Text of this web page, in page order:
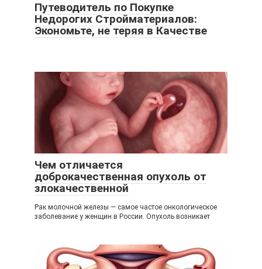
Путеводитель по Покупке
Недорогих Стройматериалов:
Экономьте, не теряя в Качестве
Чем отличается
доброкачественная опухоль от
злокачественной
Рак молочной железы — самое частое онкологическое
заболевание у женщин в России. Опухоль возникает